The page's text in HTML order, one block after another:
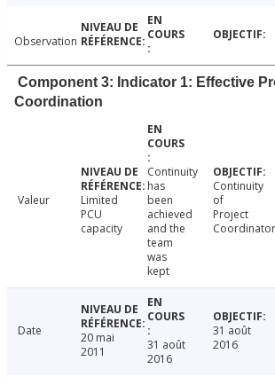
Observation
Component 3: Indicator 1: Effective
Coordination
Valeur
Limited
PCU
capacity
Continuity
has
been
achieved
and the
team
was
kept
Continuity
of
Project
Coordinator
Date
20 mai
2011
31 août
2016
31 août
2016